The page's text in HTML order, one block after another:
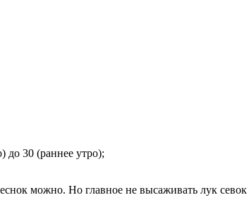
до 30 (раннее утро);
можно. Но главное не высаживать лук